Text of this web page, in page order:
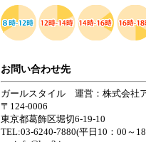
お問い合わせ先
ガールスタイル 運営：株式会社
〒124-0006
東京都葛飾区堀切6-19-10
TEL:03-6240-7880(平日10：00～